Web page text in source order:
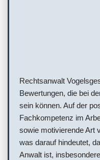
Rechtsanwalt
Bewertungen, die bei
sein können. Auf der
Fachkompetenz im
sowie motivierende Art
was darauf hindeutet,
Anwalt ist,